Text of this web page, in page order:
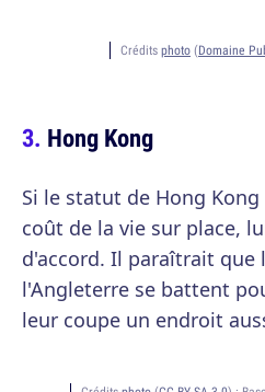
Crédits photo (Domaine
Hong Kong
Si le statut de Hong
coût de la vie sur place,
d'accord. Il paraîtrait que
l'Angleterre se battent
leur coupe un endroit